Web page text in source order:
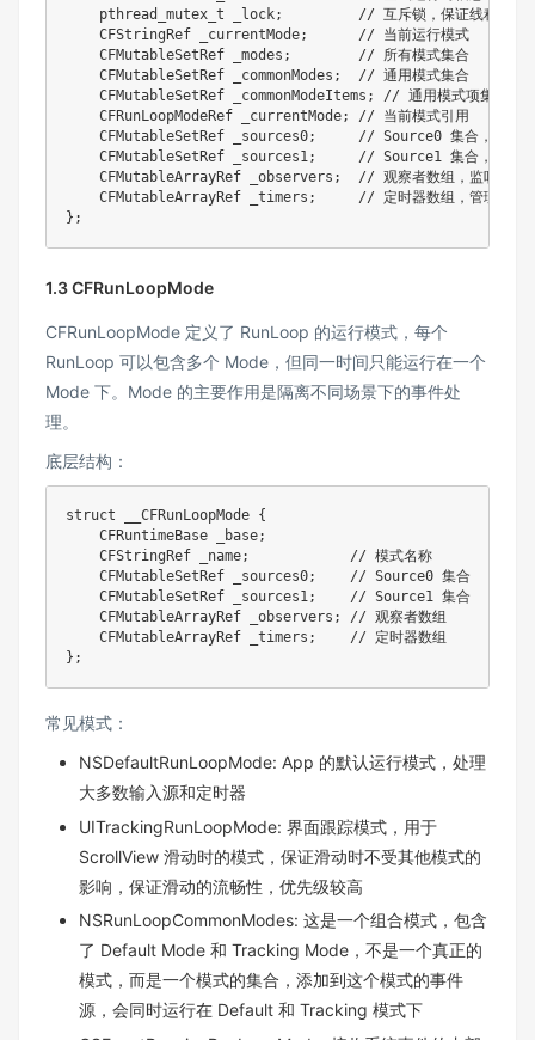
pthread_mutex_t _lock;
// 互斥锁，保证线程安全
    CFStringRef _currentMode
;
// 当前运行模式
    CFMutableSetRef _modes
;
// 所有模式集合
    CFMutableSetRef _commonModes
;
// 通用模式集合
    CFMutableSetRef _commonModeItems
;
// 通用模式项集合
    CFRunLoopModeRef _currentMode
;
// 当前模式引用
    CFMutableSetRef _sources0
;
// Source0 集合，处理应
    CFMutableSetRef _sources1
;
// Source1 集合，处理系
    CFMutableArrayRef _observers
;
// 观察者数组，监听
    CFMutableArrayRef _timers
;
// 定时器数组，管理定时
} ;
1.3 CFRunLoopMode
CFRunLoopMode 定义了 RunLoop 的运行模式，每个
RunLoop 可以包含多个 Mode，但同一时间只能运行在一个
Mode 下。Mode 的主要作用是隔离不同场景下的事件处
理。
底层结构：
struct __CFRunLoopMode {
    CFRuntimeBase _base
;
    CFStringRef _name
;
// 模式名称
    CFMutableSetRef _sources0
;
// Source0 集合
    CFMutableSetRef _sources1
;
// Source1 集合
    CFMutableArrayRef _observers
;
// 观察者数组
    CFMutableArrayRef _timers
;
// 定时器数组
} ;
常见模式：
NSDefaultRunLoopMode: App 的默认运行模式，处理
大多数输入源和定时器
UITrackingRunLoopMode: 界面跟踪模式，用于
ScrollView 滑动时的模式，保证滑动时不受其他模式的
影响，保证滑动的流畅性，优先级较高
NSRunLoopCommonModes: 这是一个组合模式，包含
了 Default Mode 和 Tracking Mode，不是一个真正的
模式，而是一个模式的集合，添加到这个模式的事件
源，会同时运行在 Default 和 Tracking 模式下